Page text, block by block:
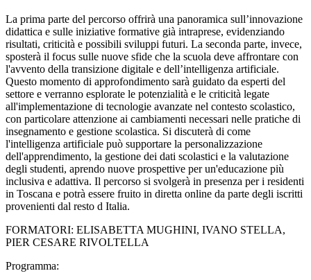
La prima parte del percorso offrirà una panoramica sull’innovazione
didattica e sulle iniziative formative già intraprese, evidenziando
risultati, criticità e possibili sviluppi futuri. La seconda parte, invece,
sposterà il focus sulle nuove sfide che la scuola deve affrontare con
l'avvento della transizione digitale e dell’intelligenza artificiale.
Questo momento di approfondimento sarà guidato da esperti del
settore e verranno esplorate le potenzialità e le criticità legate
all'implementazione di tecnologie avanzate nel contesto scolastico,
con particolare attenzione ai cambiamenti necessari nelle pratiche di
insegnamento e gestione scolastica. Si discuterà di come
l'intelligenza artificiale può supportare la personalizzazione
dell'apprendimento, la gestione dei dati scolastici e la valutazione
degli studenti, aprendo nuove prospettive per un'educazione più
inclusiva e adattiva. Il percorso si svolgerà in presenza per i residenti
in Toscana e potrà essere fruito in diretta online da parte degli iscritti
provenienti dal resto d Italia.
FORMATORI: ELISABETTA MUGHINI, IVANO STELLA,
PIER CESARE RIVOLTELLA
Programma: